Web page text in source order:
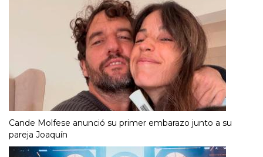
Cande Molfese anunció su primer embarazo junto a su
pareja Joaquín